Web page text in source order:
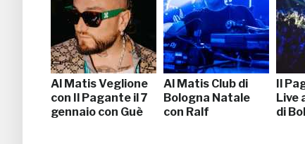
Al Matis Veglione
con Il Pagante il 7
gennaio con Guè
Al Matis Club di
Bologna Natale
con Ralf
Il
Live
di